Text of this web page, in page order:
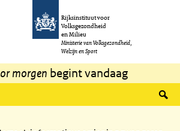
gaan
Rijksinstituut voor
Volksgezondheid
en Milieu
Ministerie van Volksgezondheid,
Welzijn en Sport
morgen begint vandaag